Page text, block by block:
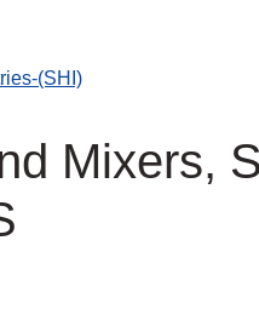
(SHI)
Mixers,